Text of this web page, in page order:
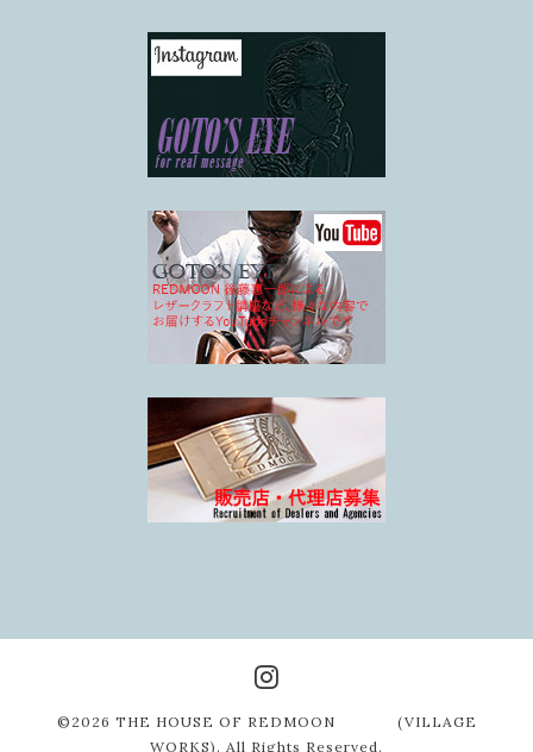
©2026 THE HOUSE OF REDMOON (VILLAGE
WORKS) . All Rights Reserved.